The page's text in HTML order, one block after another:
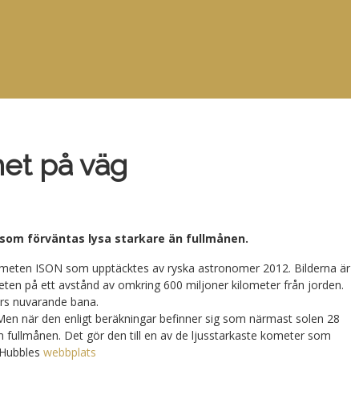
på väg
förväntas lysa starkare än fullmånen.
ISON som upptäcktes av ryska astronomer 2012. Bilderna är
på ett avstånd av omkring 600 miljoner kilometer från jorden.
nuvarande bana.
när den enligt beräkningar befinner sig som närmast solen 28
Det gör den till en av de ljusstarkaste kometer som
webbplats